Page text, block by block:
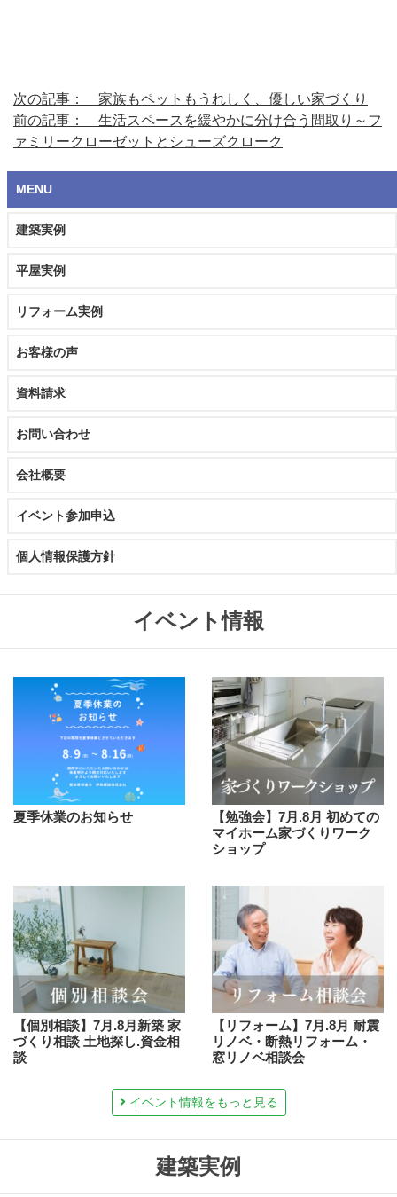
次の記事： 家族もペットもうれしく、優しい家づくり
前の記事： 生活スペースを緩やかに分け合う間取り～フ
ァミリークローゼットとシューズクローク
MENU
建築実例
平屋実例
リフォーム実例
お客様の声
資料請求
お問い合わせ
会社概要
イベント参加申込
個人情報保護方針
イベント情報
夏季休業のお知らせ
【勉強会】7月.8月 初めての
マイホーム家づくりワーク
ショップ
【個別相談】7月.8月新築 家
づくり相談 土地探し.資金相
談
【リフォーム】7月.8月 耐震
リノベ・断熱リフォーム・
窓リノベ相談会
イベント情報をもっと見る
建築実例